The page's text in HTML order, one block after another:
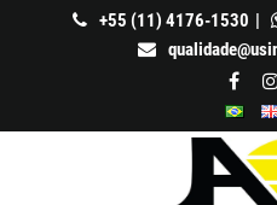
+55 (11) 4176-1530